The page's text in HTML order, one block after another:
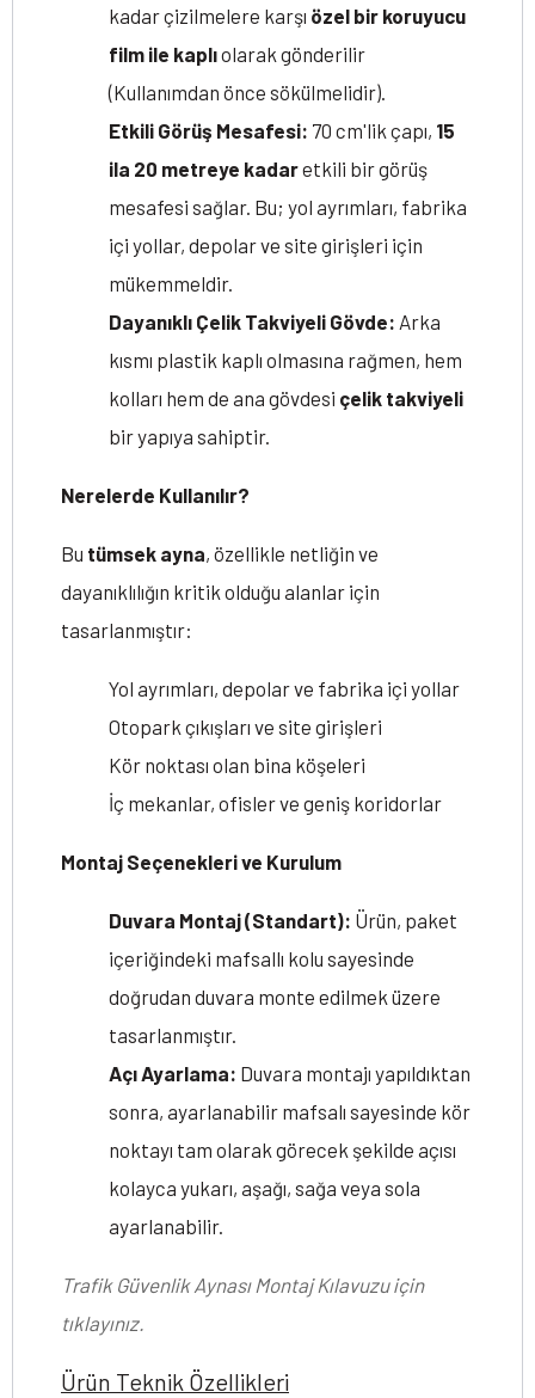
kadar çizilmelere karşı özel bir koruyucu
film ile kaplıolarak gönderilir
(Kullanımdan önce sökülmelidir).
Etkili Görüş Mesafesi: 70 cm'lik çapı, 15
ila 20 metreye kadaretkili bir görüş
mesafesi sağlar. Bu; yol ayrımları, fabrika
içi yollar, depolar ve site girişleri için
mükemmeldir.
Dayanıklı Çelik Takviyeli Gövde: Arka
kısmı plastik kaplı olmasına rağmen, hem
kolları hem de ana gövdesi çelik takviyeli
bir yapıya sahiptir.
Nerelerde Kullanılır?
Bu tümsek ayna, özellikle netliğin ve
dayanıklılığın kritik olduğu alanlar için
tasarlanmıştır:
Yol ayrımları, depolar ve fabrika içi yollar
Otopark çıkışları ve site girişleri
Kör noktası olan bina köşeleri
İç mekanlar, ofisler ve geniş koridorlar
Montaj Seçenekleri ve Kurulum
Duvara Montaj (Standart): Ürün, paket
içeriğindeki mafsallı kolu sayesinde
doğrudan duvara monte edilmek üzere
tasarlanmıştır.
Açı Ayarlama: Duvara montajı yapıldıktan
sonra, ayarlanabilir mafsalı sayesinde kör
noktayı tam olarak görecek şekilde açısı
kolayca yukarı, aşağı, sağa veya sola
ayarlanabilir.
Trafik Güvenlik Aynası Montaj Kılavuzu için
tıklayınız.
Ürün Teknik Özellikleri